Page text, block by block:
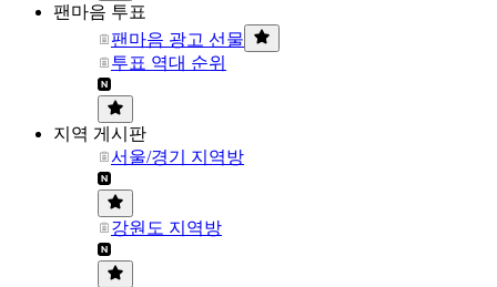
팬마음 투표
팬마음 광고 선물
투표 역대 순위
지역 게시판
서울/경기 지역방
강원도 지역방